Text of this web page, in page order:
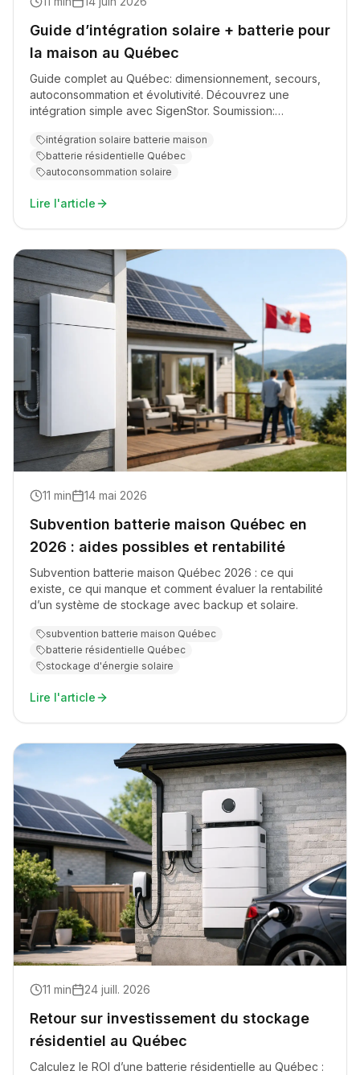
Guide d’intégration solaire + batterie pour
la maison au Québec
Guide complet au Québec: dimensionnement, secours,
autoconsommation et évolutivité. Découvrez une
intégration simple avec SigenStor. Soumission:
intégration solaire batterie maison
batterie résidentielle Québec
autoconsommation solaire
Lire l'article
11 min 14 mai 2026
Subvention batterie maison Québec en
2026 : aides possibles et rentabilité
Subvention batterie maison Québec 2026 : ce qui
existe, ce qui manque et comment évaluer la rentabilité
d’un système de stockage avec backup et solaire.
subvention batterie maison Québec
batterie résidentielle Québec
stockage d'énergie solaire
Lire l'article
11 min 24 juill. 2026
Retour sur investissement du stockage
résidentiel au Québec
Calculez le ROI d’une batterie résidentielle au Québec :